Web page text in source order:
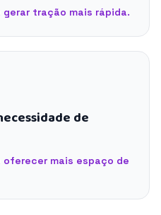
tração mais rápida.
de
oferecer mais espaço de